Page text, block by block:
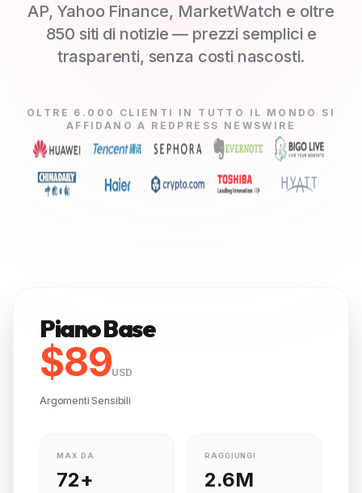
AP, Yahoo Finance, MarketWatch e oltre
850 siti di notizie — prezzi semplici e
trasparenti, senza costi nascosti.
OLTRE 6.000 CLIENTI IN TUTTO IL MONDO SI
AFFIDANO A REDPRESS NEWSWIRE
Piano Base
$89USD
Argomenti Sensibili
MAX DA
72+
RAGGIUNGI
2.6M